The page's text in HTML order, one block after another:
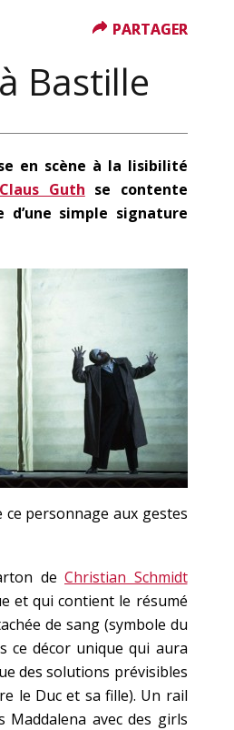
Bastille
en scène à la lisibilité
Claus Guth se contente
simple signature
personnage aux gestes
de Christian Schmidt
et qui contient le résumé
de sang (symbole du
ce décor unique qui aura
des solutions prévisibles
le Duc et sa fille). Un rail
avec des girls
PARTAGER
PARTAGER